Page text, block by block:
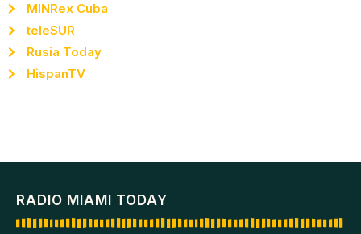
MINRex Cuba
teleSUR
Rusia Today
HispanTV
RADIO MIAMI TODAY